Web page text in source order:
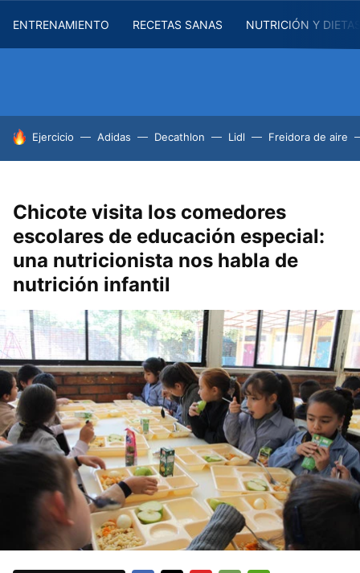
ENTRENAMIENTO RECETAS SANAS NUTRICIÓN Y
HOY SE HABLA DE
Ejercicio Adidas Decathlon Lidl Freidora de aire
Chicote visita los comedores
escolares de educación especial:
una nutricionista nos habla de
nutrición infantil